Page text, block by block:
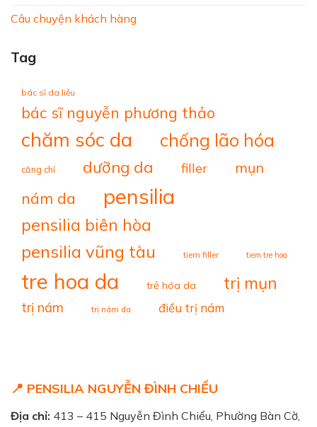
Câu chuyện khách hàng
Tag
bác sĩ da liễu
bác sĩ nguyễn phương thảo
chăm sóc da chống lão hóa
căng chỉ dưỡng da filler mụn
nám da pensilia
pensilia biên hòa
pensilia vũng tàu tiem filler tiem tre hoa
tre hoa da trẻ hóa da trị mụn
trị nám trị nám da điều trị nám
📍 PENSILIA NGUYỄN ĐÌNH CHIỂU
Địa chỉ: 413 – 415 Nguyễn Đình Chiểu, Phường Bàn Cờ,